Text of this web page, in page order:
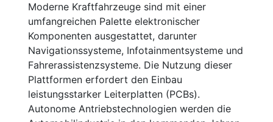
Moderne Kraftfahrzeuge sind mit einer
umfangreichen Palette elektronischer
Komponenten ausgestattet, darunter
Navigationssysteme, Infotainmentsysteme und
Fahrerassistenzsysteme. Die Nutzung dieser
Plattformen erfordert den Einbau
leistungsstarker Leiterplatten (PCBs).
Autonome Antriebstechnologien werden die